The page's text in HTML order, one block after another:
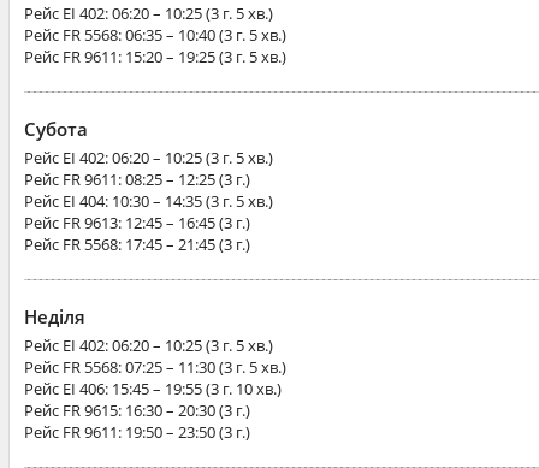
Рейс EI 402: 06:20 – 10:25 (3 г. 5 хв.)
Рейс FR 5568: 06:35 – 10:40 (3 г. 5 хв.)
Рейс FR 9611: 15:20 – 19:25 (3 г. 5 хв.)
Субота
Рейс EI 402: 06:20 – 10:25 (3 г. 5 хв.)
Рейс FR 9611: 08:25 – 12:25 (3 г.)
Рейс EI 404: 10:30 – 14:35 (3 г. 5 хв.)
Рейс FR 9613: 12:45 – 16:45 (3 г.)
Рейс FR 5568: 17:45 – 21:45 (3 г.)
Неділя
Рейс EI 402: 06:20 – 10:25 (3 г. 5 хв.)
Рейс FR 5568: 07:25 – 11:30 (3 г. 5 хв.)
Рейс EI 406: 15:45 – 19:55 (3 г. 10 хв.)
Рейс FR 9615: 16:30 – 20:30 (3 г.)
Рейс FR 9611: 19:50 – 23:50 (3 г.)